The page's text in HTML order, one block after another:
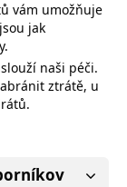
vám umožňuje
jak
naši péči.
ztrátě, u